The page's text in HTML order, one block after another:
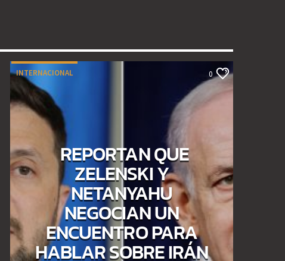
INTERNACIONAL 0
REPORTAN QUE
ZELENSKI Y
NETANYAHU
NEGOCIAN UN
ENCUENTRO PARA
HABLAR SOBRE IRÁN